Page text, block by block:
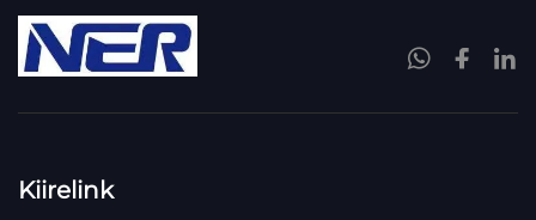
Kiirelink